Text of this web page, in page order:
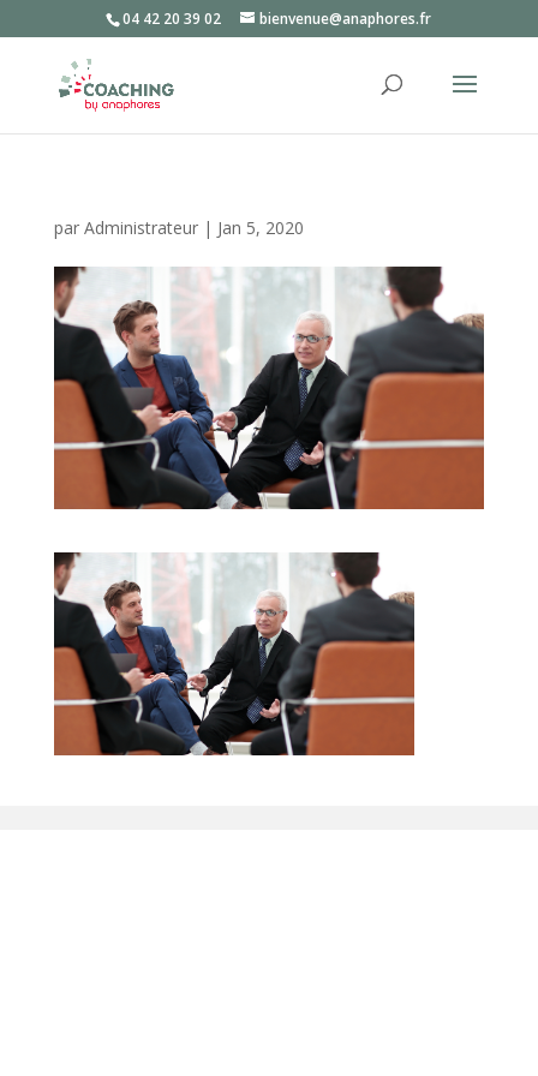
04 42 20 39 02 bienvenue@anaphores.fr
par Administrateur| Jan 5, 2020